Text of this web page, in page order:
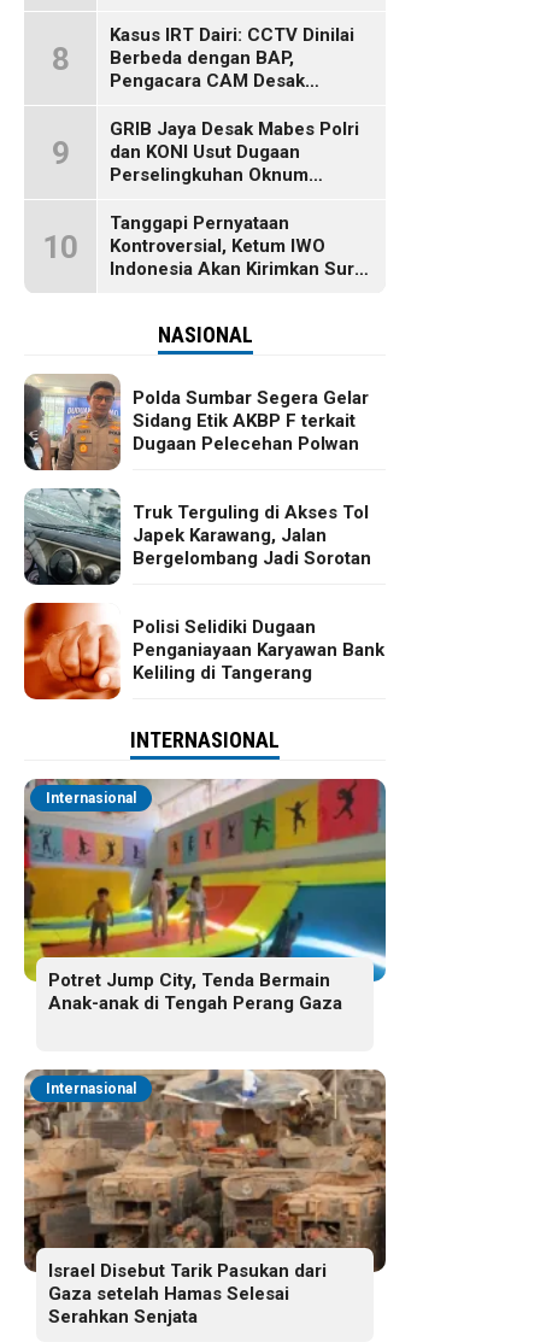
Pertanggungjawaban APBD
2025
8
Kasus IRT Dairi: CCTV Dinilai
Berbeda dengan BAP,
Pengacara CAM Desak
9
GRIB Jaya Desak Mabes Polri
dan KONI Usut Dugaan
Perselingkuhan Oknum
10
Tanggapi Pernyataan
Kontroversial, Ketum IWO
Indonesia Akan Kirimkan Surat
NASIONAL
Polda Sumbar Segera Gelar
Sidang Etik AKBP F terkait
Dugaan Pelecehan Polwan
Truk Terguling di Akses Tol
Japek Karawang, Jalan
Bergelombang Jadi Sorotan
Polisi Selidiki Dugaan
Penganiayaan Karyawan Bank
Keliling di Tangerang
INTERNASIONAL
Internasional
Potret Jump City, Tenda Bermain
Anak-anak di Tengah Perang Gaza
Internasional
Israel Disebut Tarik Pasukan dari
Gaza setelah Hamas Selesai
Serahkan Senjata